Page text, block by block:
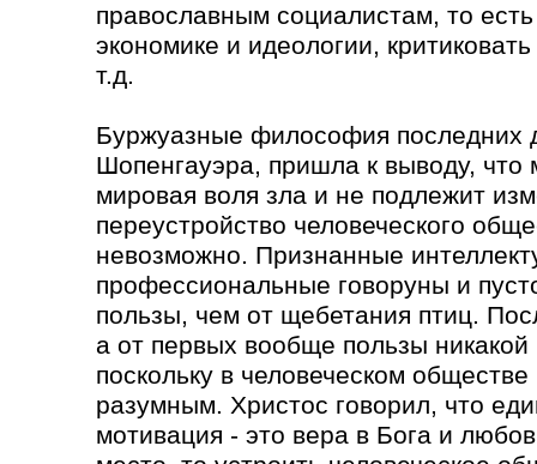
православным социалистам, то
экономике и идеологии,
т.д.
Буржуазные философия последних
Шопенгауэра, пришла к выводу, что
мировая воля зла и не подлежит
переустройство человеческого
невозможно. Признанные
профессиональные говоруны и
пользы, чем от щебетания птиц.
а от первых вообще пользы
поскольку в человеческом
разумным. Христос говорил, что
мотивация - это вера в Бога и